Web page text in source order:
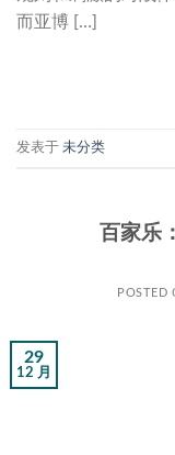
而亚博 […]
发表于 未分类
百家乐
POSTED
29
12 月